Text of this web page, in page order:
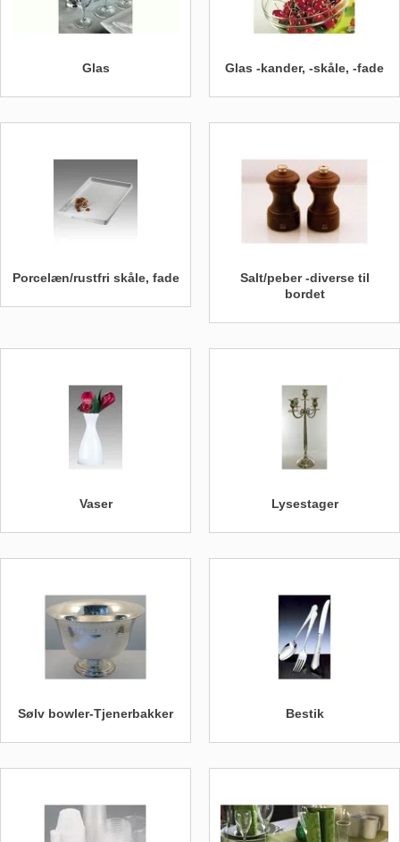
Glas Glas -kander, -skåle, -fade
Porcelæn/rustfri skåle, fade
Salt/peber -diverse til
bordet
Vaser Lysestager
Sølv bowler-Tjenerbakker Bestik